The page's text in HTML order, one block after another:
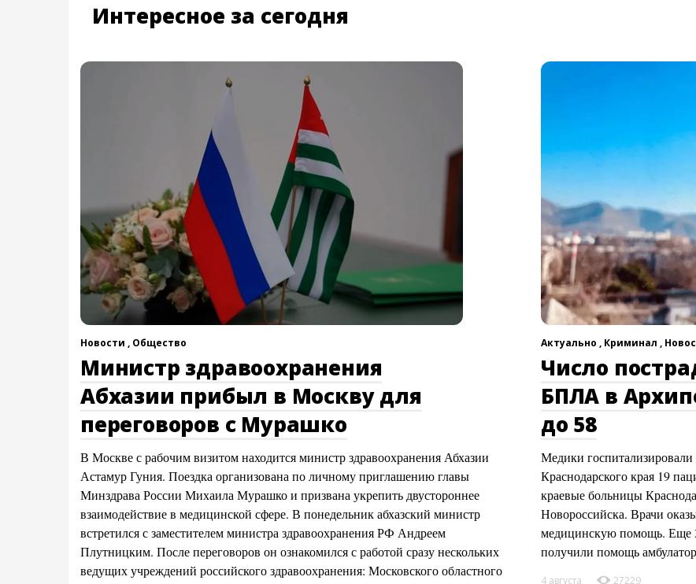
Интересное за сегодня
Новости , Общество
Министр здравоохранения
Абхазии прибыл в Москву для
переговоров с Мурашко
В Москве с рабочим визитом находится министр здравоохранения Абхазии
Астамур Гуния. Поездка организована по личному приглашению главы
Минздрава России Михаила Мурашко и призвана укрепить двустороннее
взаимодействие в медицинской сфере. В понедельник абхазский министр
встретился с заместителем министра здравоохранения РФ Андреем
Плутницким. После переговоров он ознакомился с работой сразу нескольких
ведущих учреждений российского здравоохранения: Московского областного
Актуально , Криминал ,
Число
БПЛА в
до 58
Медики
Краснодарского края 19
краевые больницы
Новороссийска. Врачи
медицинскую помощь. Еще
получили помощь
4 августа 27229